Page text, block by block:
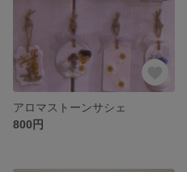
アロマストーンサシェ
800円